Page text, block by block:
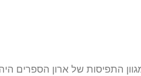
התפיסות של ארון הספרים